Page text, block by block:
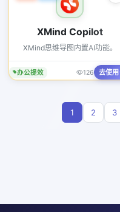
XMind Copilot
XMind思维导图内置AI功能。
办公提效 126 去使用
1 2 3